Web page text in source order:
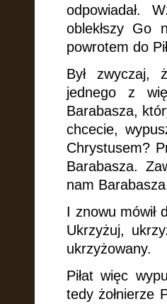
odpowiadał.
oblekłszy Go
powrotem do
Był zwyczaj,
jednego z
Barabasza,
chcecie,
Chrystusem?
Barabasza.
nam
I znowu mówił
Ukrzyżuj,
ukrzyżowany.
Piłat więc
tedy żołnierze